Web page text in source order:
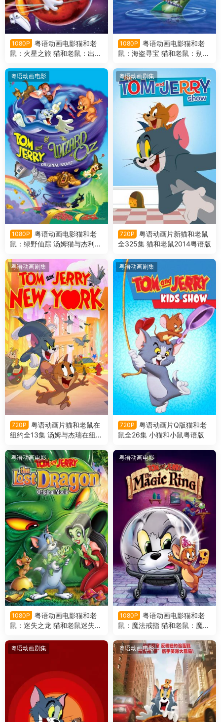
1080P
粤语动画电影猫和老
鼠：火星之旅 猫和老鼠：出发
1080P
粤语动画电影猫和老
鼠：海盗寻宝 猫和老鼠：别碰
粤语动画电影
1080P
粤语动画电影猫和老
鼠：绿野仙踪 汤姆猫与杰利
粤语动画剧集
720P
粤语动画片新猫和老鼠
全325集 猫和老鼠2014粤语版
粤语动画剧集
720P
粤语动画片猫和老鼠在
纽约全13集 汤姆与杰瑞在纽约
粤语动画剧集
720P
粤语动画片Q版猫和老
鼠全26集 小猫和小鼠粤语版
粤语动画电影
1080P
粤语动画电影猫和老
鼠：迷失之龙 猫和老鼠迷失之
粤语动画电影
1080P
粤语动画电影猫和老
鼠：魔法戒指 猫和老鼠：魔术
粤语动画剧集 粤语动画电影